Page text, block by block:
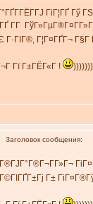
ГіГ¦ГҐ Гў
Г­Г
Г·ГІГ®, Г¦Г¤ГҐГ¬
Гї Г±ГЁГ«Г !
Заголовок сообщения:
Г±